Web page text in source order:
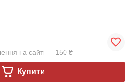
на сайті — 150 ₴
Купити